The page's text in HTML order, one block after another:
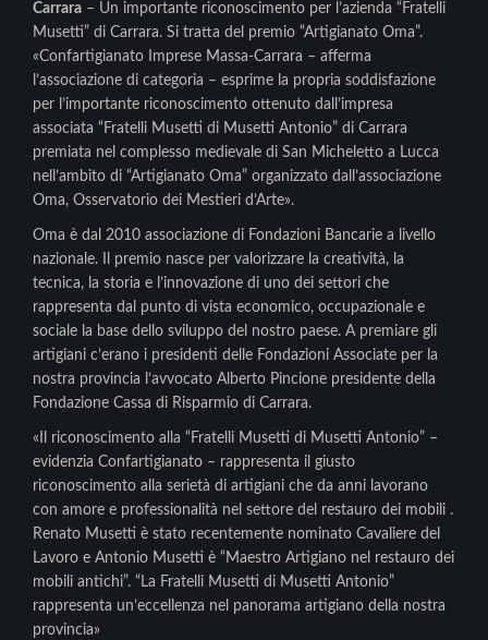
Carrara – Un importante riconoscimento per l’azienda “Fratelli
Musetti” di Carrara. Si tratta del premio “Artigianato Oma”.
«Confartigianato Imprese Massa-Carrara – afferma
l’associazione di categoria – esprime la propria soddisfazione
per l’importante riconoscimento ottenuto dall’impresa
associata “Fratelli Musetti di Musetti Antonio” di Carrara
premiata nel complesso medievale di San Micheletto a Lucca
nell’ambito di “Artigianato Oma” organizzato dall’associazione
Oma, Osservatorio dei Mestieri d’Arte».
Oma è dal 2010 associazione di Fondazioni Bancarie a livello
nazionale. Il premio nasce per valorizzare la creatività, la
tecnica, la storia e l’innovazione di uno dei settori che
rappresenta dal punto di vista economico, occupazionale e
sociale la base dello sviluppo del nostro paese. A premiare gli
artigiani c’erano i presidenti delle Fondazioni Associate per la
nostra provincia l’avvocato Alberto Pincione presidente della
Fondazione Cassa di Risparmio di Carrara.
«Il riconoscimento alla “Fratelli Musetti di Musetti Antonio” –
evidenzia Confartigianato – rappresenta il giusto
riconoscimento alla serietà di artigiani che da anni lavorano
con amore e professionalità nel settore del restauro dei mobili .
Renato Musetti è stato recentemente nominato Cavaliere del
Lavoro e Antonio Musetti è “Maestro Artigiano nel restauro dei
mobili antichi”. “La Fratelli Musetti di Musetti Antonio”
rappresenta un’eccellenza nel panorama artigiano della nostra
provincia»